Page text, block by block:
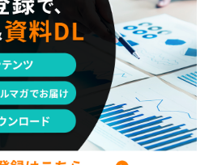
業企画 メンタルケア
フバランス 移住・二拠点生活 AI活用
グ・資格 M&A・ファイナンス